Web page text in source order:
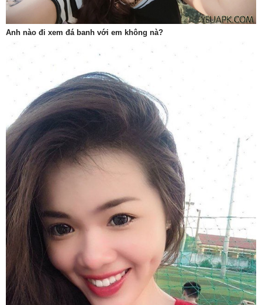
Anh nào đi xem đá banh với em không nà?